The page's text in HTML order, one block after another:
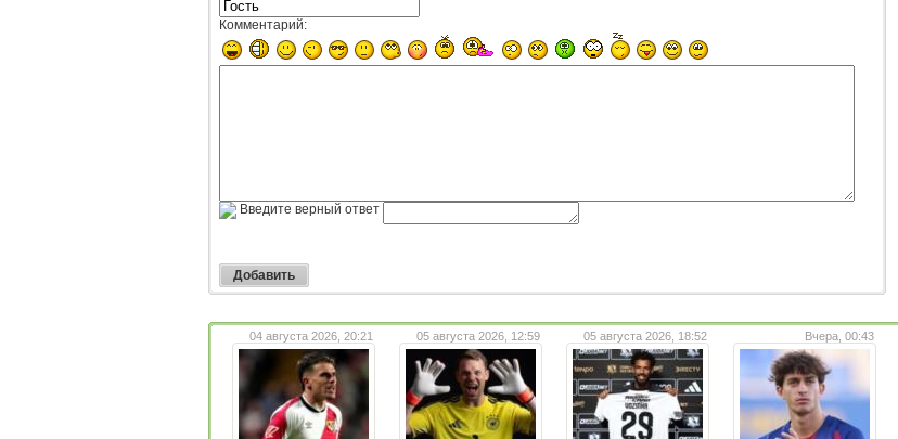
Комментарий:
Введите верный ответ
04 августа 2026, 20:21 05 августа 2026, 12:59 05 августа 2026, 18:52 Вчера, 00:43